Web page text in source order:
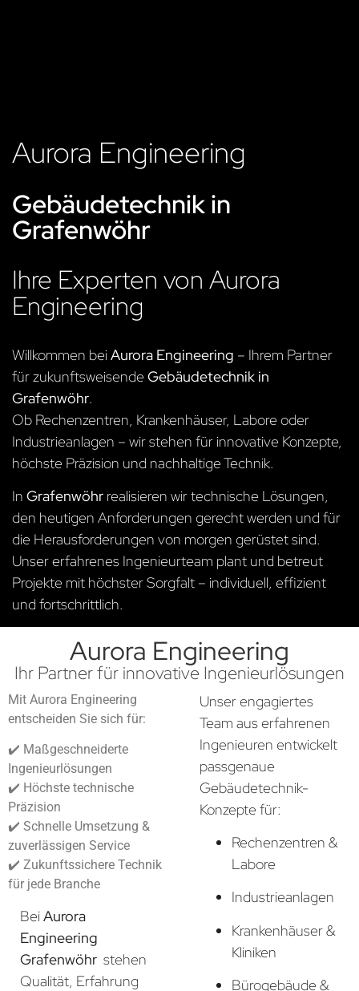
Aurora Engineering
Gebäudetechnik in
Grafenwöhr
Ihre Experten von Aurora
Engineering
Willkommen beiAurora Engineering – Ihrem Partner
für zukunftsweisendeGebäudetechnik in
Grafenwöhr.
Ob Rechenzentren, Krankenhäuser, Labore oder
Industrieanlagen – wir stehen für innovative Konzepte,
höchste Präzision und nachhaltige Technik.
In Grafenwöhr realisieren wir technische Lösungen,
den heutigen Anforderungen gerecht werden und für
die Herausforderungen von morgen gerüstet sind.
Unser erfahrenes Ingenieurteam plant und betreut
Projekte mit höchster Sorgfalt – individuell, effizient
und fortschrittlich.
Aurora Engineering
Ihr Partner für innovative Ingenieurlösungen
Mit Aurora Engineering
entscheiden Sie sich für:
✔️ Maßgeschneiderte
Ingenieurlösungen
✔️ Höchste technische
Präzision
✔️ Schnelle Umsetzung &
zuverlässigen Service
✔️ Zukunftssichere Technik
für jede Branche
BeiAurora
Engineering
Grafenwöhr stehen
Qualität, Erfahrung
Unser engagiertes
Team aus erfahrenen
Ingenieuren entwickelt
passgenaue
Gebäudetechnik-
Konzepte für:
Rechenzentren &
Labore
Industrieanlagen
Krankenhäuser &
Kliniken
Bürogebäude &